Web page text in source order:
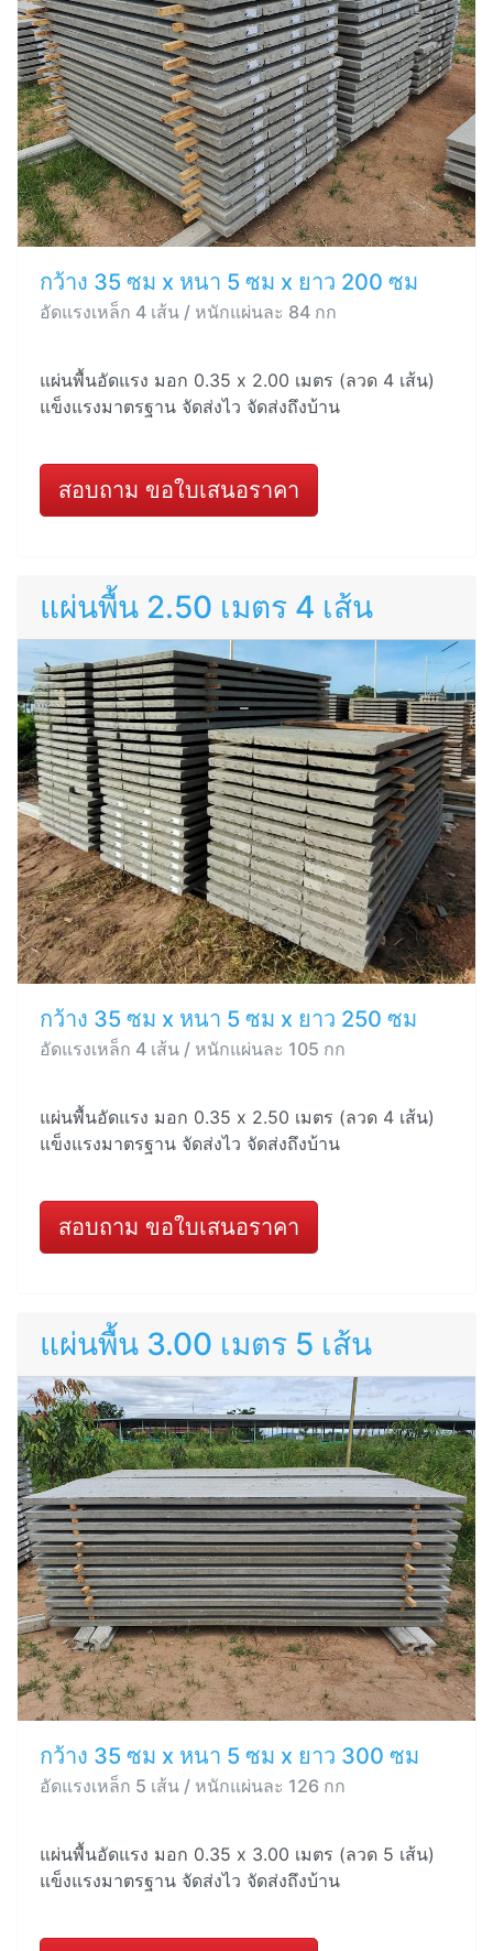
กว้าง 35 ซม x หนา 5 ซม x ยาว 200 ซม
อัดแรงเหล็ก 4 เส้น / หนักแผ่นละ 84 กก
แผ่นพื้นอัดแรง มอก 0.35 x 2.00 เมตร (ลวด 4 เส้น)
แข็งแรงมาตรฐาน จัดส่งไว จัดส่งถึงบ้าน
สอบถาม ขอใบเสนอราคา
แผ่นพื้น 2.50 เมตร 4 เส้น
กว้าง 35 ซม x หนา 5 ซม x ยาว 250 ซม
อัดแรงเหล็ก 4 เส้น / หนักแผ่นละ 105 กก
แผ่นพื้นอัดแรง มอก 0.35 x 2.50 เมตร (ลวด 4 เส้น)
แข็งแรงมาตรฐาน จัดส่งไว จัดส่งถึงบ้าน
สอบถาม ขอใบเสนอราคา
แผ่นพื้น 3.00 เมตร 5 เส้น
กว้าง 35 ซม x หนา 5 ซม x ยาว 300 ซม
อัดแรงเหล็ก 5 เส้น / หนักแผ่นละ 126 กก
แผ่นพื้นอัดแรง มอก 0.35 x 3.00 เมตร (ลวด 5 เส้น)
แข็งแรงมาตรฐาน จัดส่งไว จัดส่งถึงบ้าน